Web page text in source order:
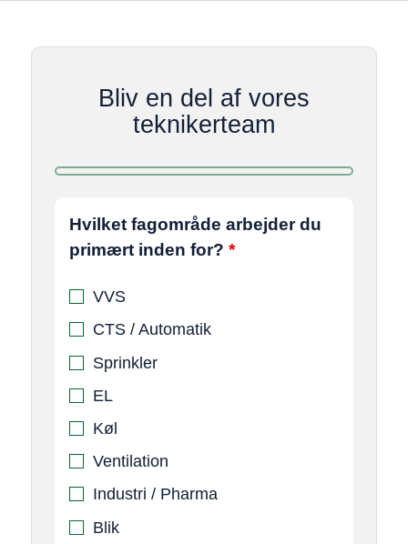
Bliv en del af vores
teknikerteam
Hvilket fagområde arbejder du
primært inden for? *
VVS
CTS / Automatik
Sprinkler
EL
Køl
Ventilation
Industri / Pharma
Blik